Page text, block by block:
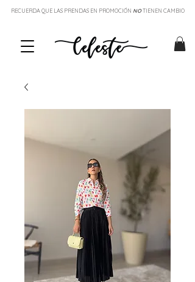
RECUERDA QUE LAS PRENDAS EN PROMOCIÓN NOTIENEN CAMBIO